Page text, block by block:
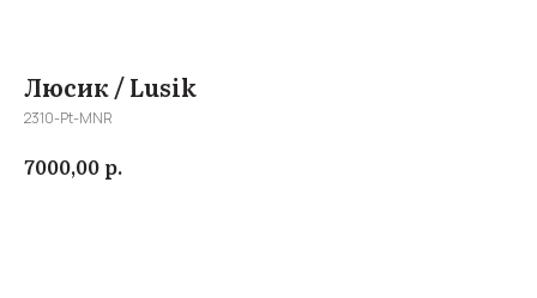
Люсик / Lusik
2310-Pt-MNR
7000,00 р.